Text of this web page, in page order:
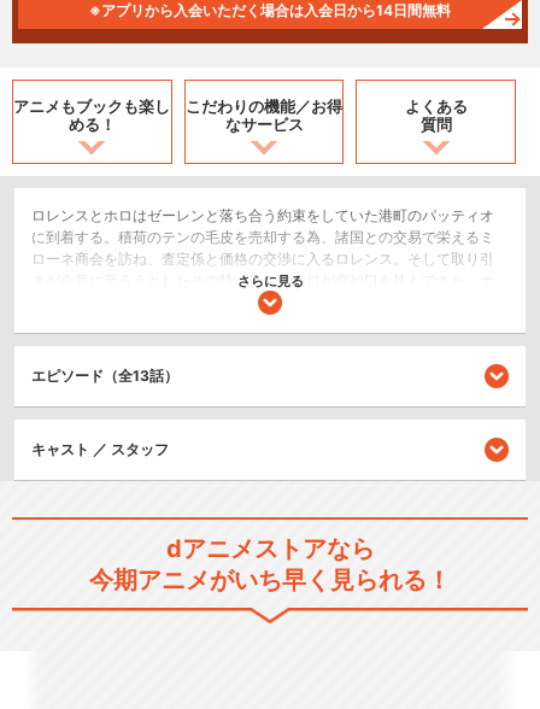
※アプリから入会いただく場合は入会日から14日間無料
アニメもブックも楽し
める！
こだわりの機能／お得
なサービス
よくある
質問
ロレンスとホロはゼーレンと落ち合う約束をしていた港町のパッティオ
に到着する。積荷のテンの毛皮を売却する為、諸国との交易で栄えるミ
ローネ商会を訪ね、査定係と価格の交渉に入るロレンス。そして取り引
きが合意に至ろうとしたその時、傍らのホロが突如口を挟んできた。ホ
ロは毛皮を査定係の手に取らせ、軽妙な口調で説明を始めるのだが…。ホ
シリーズ／関連のアニメ作品
狼と香辛料Ⅱ
狼と香辛料 MERCHANT MEE
さらに見る
エピソード（全13話）
キャスト ／ スタッフ
dアニメストアなら
今期アニメがいち早く見られる！